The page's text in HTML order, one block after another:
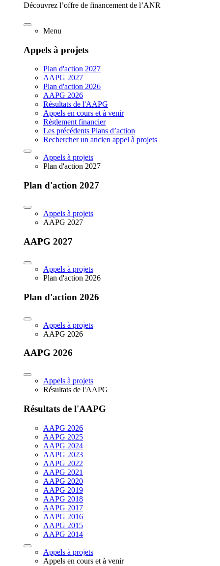
Découvrez l’offre de financement de l’ANR
Menu
Appels à projets
Plan d'action 2027
AAPG 2027
Plan d'action 2026
AAPG 2026
Résultats de l'AAPG
Appels en cours et à venir
Règlement financier
Les précédents Plans d’action
Rechercher un ancien appel à projets
Appels à projets
Plan d'action 2027
Plan d'action 2027
Appels à projets
AAPG 2027
AAPG 2027
Appels à projets
Plan d'action 2026
Plan d'action 2026
Appels à projets
AAPG 2026
AAPG 2026
Appels à projets
Résultats de l'AAPG
Résultats de l'AAPG
AAPG 2026
AAPG 2025
AAPG 2024
AAPG 2023
AAPG 2022
AAPG 2021
AAPG 2020
AAPG 2019
AAPG 2018
AAPG 2017
AAPG 2016
AAPG 2015
AAPG 2014
Appels à projets
Appels en cours et à venir